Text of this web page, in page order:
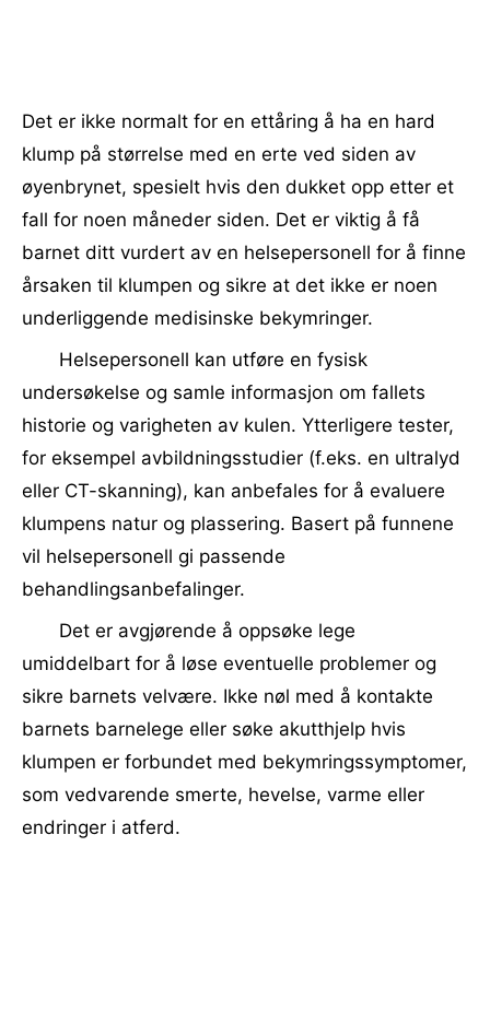
Det er ikke normalt for en ettåring å ha en hard
klump på størrelse med en erte ved siden av
øyenbrynet, spesielt hvis den dukket opp etter et
fall for noen måneder siden. Det er viktig å få
barnet ditt vurdert av en helsepersonell for å finne
årsaken til klumpen og sikre at det ikke er noen
underliggende medisinske bekymringer.
Helsepersonell kan utføre en fysisk
undersøkelse og samle informasjon om fallets
historie og varigheten av kulen. Ytterligere tester,
for eksempel avbildningsstudier (f.eks. en ultralyd
eller CT-skanning), kan anbefales for å evaluere
klumpens natur og plassering. Basert på funnene
vil helsepersonell gi passende
behandlingsanbefalinger.
Det er avgjørende å oppsøke lege
umiddelbart for å løse eventuelle problemer og
sikre barnets velvære. Ikke nøl med å kontakte
barnets barnelege eller søke akutthjelp hvis
klumpen er forbundet med bekymringssymptomer,
som vedvarende smerte, hevelse, varme eller
endringer i atferd.